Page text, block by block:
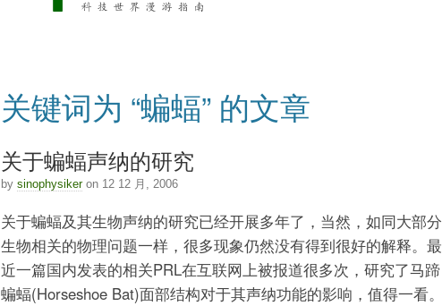
关键词为 “蝙蝠” 的文章
关于蝙蝠声纳的研究
by sinophysikeron 12 12 月, 2006
关于蝙蝠及其生物声纳的研究已经开展多年了，当然，如同大部分
生物相关的物理问题一样，很多现象仍然没有得到很好的解释。最
近一篇国内发表的相关PRL在互联网上被报道很多次，研究了马蹄
蝙蝠(Horseshoe Bat)面部结构对于其声纳功能的影响，值得一看。